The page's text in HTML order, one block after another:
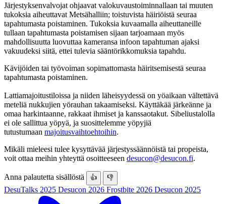
Järjestyksenvalvojat ohjaavat valokuvaustoiminnallaan tai muuten
tukoksia aiheuttavat Metsähalliin; toistuvista häiriöistä seuraa
tapahtumasta poistaminen. Tukoksia kuvaamalla aiheuttaneille
tullaan tapahtumasta poistamisen sijaan tarjoamaan myös
mahdollisuutta luovuttaa kameransa infoon tapahtuman ajaksi
vakuudeksi siitä, ettei tulevia sääntörikkomuksia tapahdu.
Kävijöiden tai työvoiman sopimattomasta häiritsemisestä seuraa
tapahtumasta poistaminen.
Lattiamajoitustiloissa ja niiden läheisyydessä on yöaikaan vältettävä
meteliä nukkujien yörauhan takaamiseksi. Käyttäkää järkeänne ja
omaa harkintaanne, rakkaat ihmiset ja kanssaotakut. Sibeliustalolla
ei ole sallittua yöpyä, ja suosittelemme yöpyjiä
tutustumaan majoitusvaihtoehtoihin.
Mikäli mieleesi tulee kysyttävää järjestyssäännöistä tai propeista,
voit ottaa meihin yhteyttä osoitteeseen desucon@desucon.fi.
Anna palautetta sisällöstä 👍 👎
DesuTalks 2025 Desucon 2026 Frostbite 2026 Desucon 2025